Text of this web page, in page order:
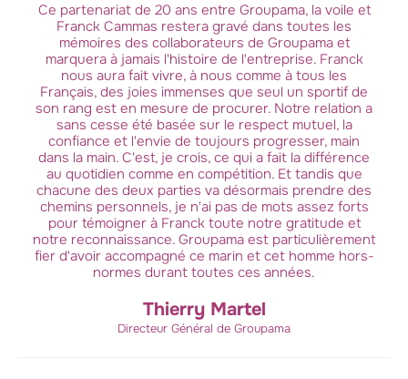
Ce partenariat de 20 ans entre Groupama, la voile et
Franck Cammas restera gravé dans toutes les
mémoires des collaborateurs de Groupama et
marquera à jamais l'histoire de l'entreprise. Franck
nous aura fait vivre, à nous comme à tous les
Français, des joies immenses que seul un sportif de
son rang est en mesure de procurer. Notre relation a
sans cesse été basée sur le respect mutuel, la
confiance et l'envie de toujours progresser, main
dans la main. C'est, je crois, ce qui a fait la différence
au quotidien comme en compétition. Et tandis que
chacune des deux parties va désormais prendre des
chemins personnels, je n'ai pas de mots assez forts
pour témoigner à Franck toute notre gratitude et
notre reconnaissance. Groupama est particulièrement
fier d'avoir accompagné ce marin et cet homme hors-
normes durant toutes ces années.
Thierry Martel
Directeur Général de Groupama